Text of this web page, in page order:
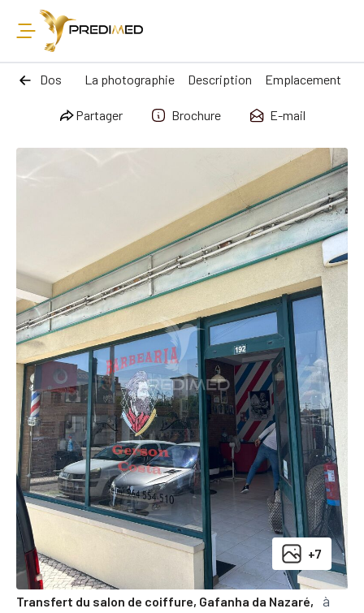
Dos La photographie Description Emplacement
Partager Brochure E-mail
+7
Transfert du salon de coiffure, Gafanha da Nazaré,
à